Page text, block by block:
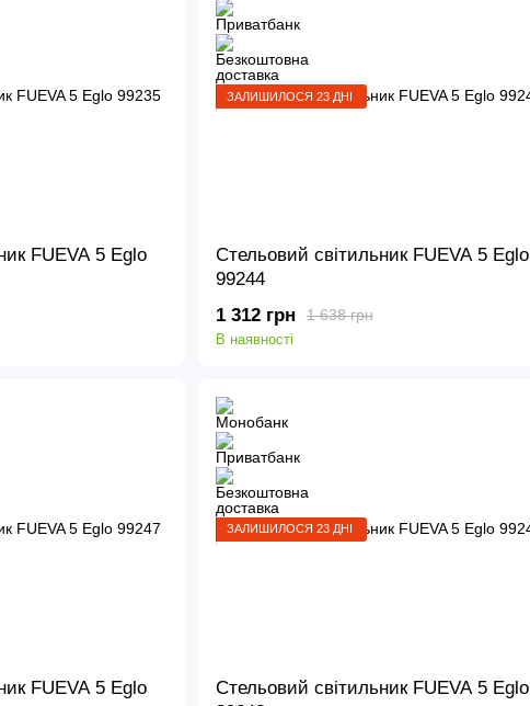
FUEVA 5 Eglo
ЗАЛИШИЛОСЯ 23 ДНІ
Стельовий світильник FUEVA 5 Eglo
99244
1 638 грн
1 312 грн
В наявності
FUEVA 5 Eglo
ЗАЛИШИЛОСЯ 23 ДНІ
Стельовий світильник FUEVA 5 Eglo